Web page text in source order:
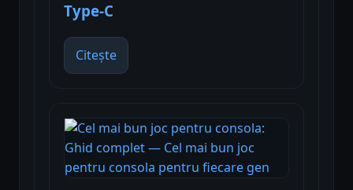
Type-C
Citește